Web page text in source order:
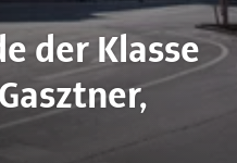
der Klasse